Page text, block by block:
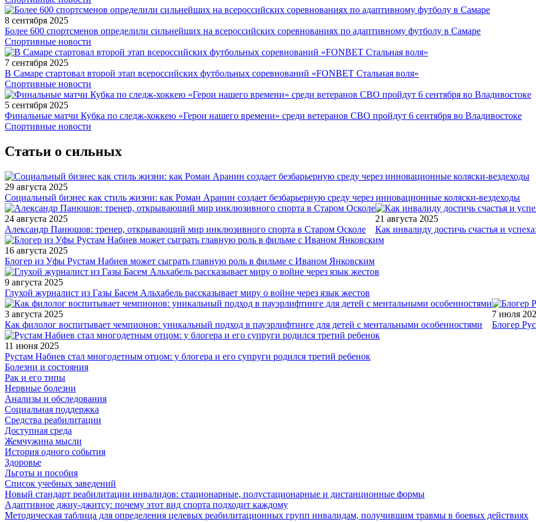
8 сентября 2025
Более 600 спортсменов определили сильнейших на всероссийских соревнованиях по адаптивному футболу в Самаре
Спортивные новости
7 сентября 2025
В Самаре стартовал второй этап всероссийских футбольных соревнований «FONBET Стальная воля»
Спортивные новости
5 сентября 2025
Финальные матчи Кубка по следж-хоккею «Герои нашего времени» среди ветеранов СВО пройдут 6 сентября во Владивостоке
Спортивные новости
Статьи о сильных
29 августа 2025
Социальный бизнес как стиль жизни: как Роман Аранин создает безбарьерную среду через инновационные коляски-вездеходы
24 августа 2025
Александр Панюшов: тренер, открывающий мир инклюзивного спорта в Старом Осколе
21 августа 2025
Как инвалиду достичь счастья и
16 августа 2025
Блогер из Уфы Рустам Набиев может сыграть главную роль в фильме с Иваном Янковским
9 августа 2025
Глухой журналист из Газы Басем Альхабель рассказывает миру о войне через язык жестов
3 августа 2025
Как филолог воспитывает чемпионов: уникальный подход в пауэрлифтинге для детей с ментальными особенностями
7 июля
Блогер
11 июня 2025
Рустам Набиев стал многодетным отцом: у блогера и его супруги родился третий ребенок
Болезни и состояния
Рак и его типы
Нервные болезни
Анализы и обследования
Социальная поддержка
Средства реабилитации
Доступная среда
Жемчужина мысли
История одного события
Здоровье
Льготы и пособия
Список учебных заведений
Новый стандарт реабилитации инвалидов: стационарные, полустационарные и дистанционные формы
Адаптивное джиу-джитсу: почему этот вид спорта подходит каждому
Методическая таблица для определения целевых реабилитационных групп инвалидам, получившим травмы в боевых действиях